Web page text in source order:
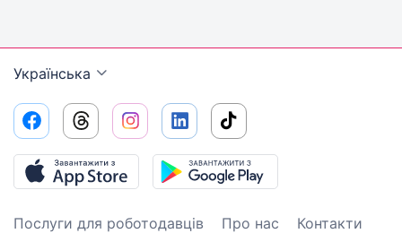
Українська
Послуги для роботодавців Про нас
Контакти